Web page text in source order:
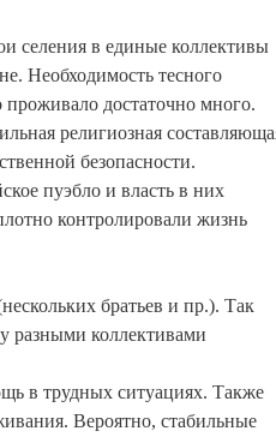
селения в единые коллективы
Необходимость тесного
достаточно много.
религиозная
безопасности.
пуэбло и власть в них
контролировали жизнь
братьев и пр.). Так
разными коллективами
в трудных ситуациях. Также
Вероятно, стабильные